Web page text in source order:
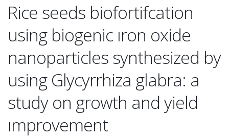
Rice seeds biofortifcation
using biogenic ıron oxide
nanoparticles synthesized by
using Glycyrrhiza glabra: a
study on growth and yield
ımprovement